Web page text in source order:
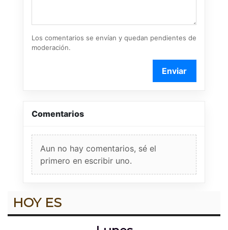
Los comentarios se envían y quedan pendientes de
moderación.
Enviar
Comentarios
Aun no hay comentarios, sé el
primero en escribir uno.
HOY ES